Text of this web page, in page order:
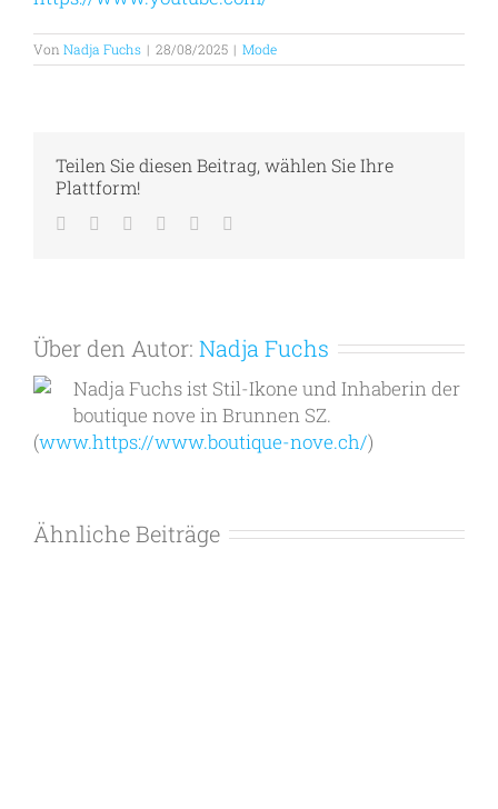
Von Nadja Fuchs | 28/08/2025 | Mode
Teilen Sie diesen Beitrag, wählen Sie Ihre
Plattform!
Facebook
TwitterLinkedIn
TumblrPinterest
Über den Autor: Nadja Fuchs
Nadja Fuchs ist Stil-Ikone und Inhaberin der
boutique nove in Brunnen SZ.
(www.https://www.boutique-nove.ch/)
Ähnliche Beiträge